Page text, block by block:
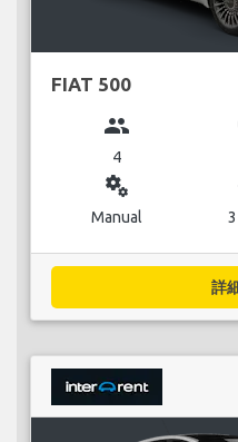
FIAT 500
group
4
miscellaneous_services
Manual
詳